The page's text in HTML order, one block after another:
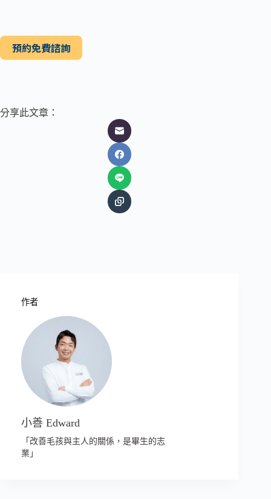
預約免費諮詢
分享此文章：
作者
小善 Edward
「改善毛孩與主人的關係，是畢生的志
業」